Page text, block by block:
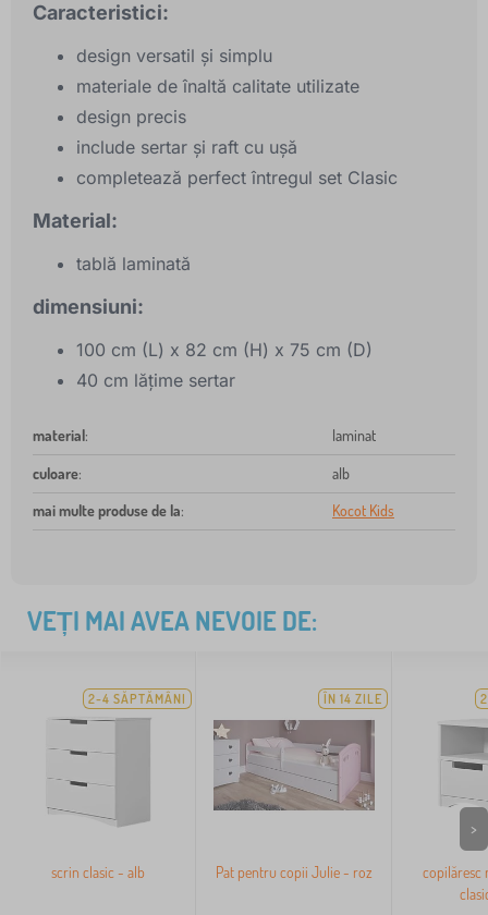
Caracteristici:
design versatil și simplu
materiale de înaltă calitate utilizate
design precis
include sertar și raft cu ușă
completează perfect întregul set Clasic
Material:
tablă laminată
dimensiuni:
100 cm (L) x 82 cm (H) x 75 cm (D)
40 cm lățime sertar
material: laminat
culoare:
alb
mai multe produse de la: Kocot Kids
VEȚI MAI AVEA NEVOIE DE:
2-4 SĂPTĂMÂNI
scrin clasic - alb
ÎN 14 ZILE
Pat pentru copii Julie - roz
copilăresc
>